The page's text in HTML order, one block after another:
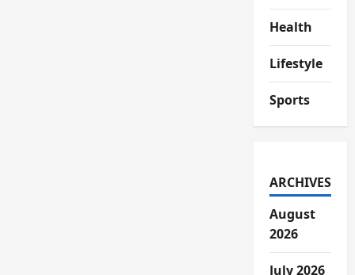
Health
Lifestyle
Sports
ARCHIVES
August
2026
July 2026